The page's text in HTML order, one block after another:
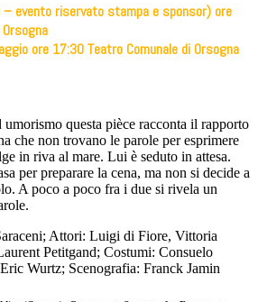
evento riservato stampa e sponsor) ​ore
​ore ​17:30 ​Teatro ​Comunale ​di ​Orsogna
umorismo questa pièce racconta il rapporto
che non trovano le parole per esprimere
in riva al mare. Lui è seduto in attesa.
per preparare la cena, ma non si decide a
A poco a poco fra i due si rivela un
Attori: Luigi di Fiore, Vittoria
Petitgand; Costumi: Consuelo
Wurtz; Scenografia: Franck Jamin